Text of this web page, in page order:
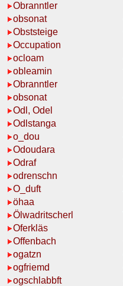
Obranntler
obsonat
Obststeige
Occupation
ocloam
obleamin
Obranntler
obsonat
Odl, Odel
Odlstanga
o_dou
Odoudara
Odraf
odrenschn
O_duft
öhaa
Ölwadritscherl
Oferkläs
Offenbach
ogatzn
ogfriemd
ogschlabbft